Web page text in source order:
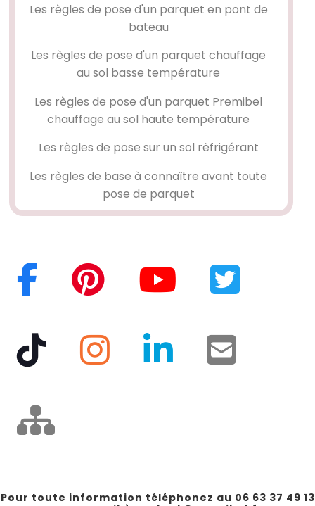
Les règles de pose d'un parquet en pont de
bateau
Les règles de pose d'un parquet chauffage
au sol basse température
Les règles de pose d'un parquet Premibel
chauffage au sol haute température
Les règles de pose sur un sol rèfrigérant
Les règles de base à connaître avant toute
pose de parquet
Pour toute information téléphonez au 06 63 37 49 13